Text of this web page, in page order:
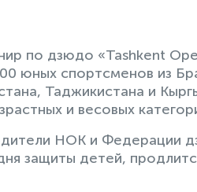
по дзюдо «Tashkent
юных спортсменов из
Таджикистана и
и весовых
НОК и Федерации
защиты детей,